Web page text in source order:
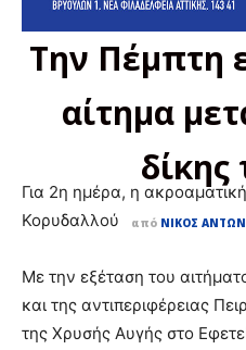
Την Πέμπτη
αίτημα
δίκης
από ΝΊΚΟΣ
Για 2η ημέρα, η
Κορυδαλλού
Με την εξέταση του
και της αντιπεριφέρειας
της Χρυσής Αυγής στο